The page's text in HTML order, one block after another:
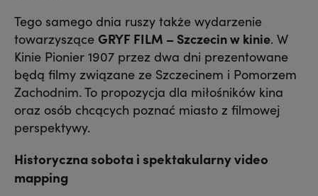
Tego samego dnia ruszy także wydarzenie
towarzyszące GRYF FILM – Szczecin w kinie. W
Kinie Pionier 1907 przez dwa dni prezentowane
będą filmy związane ze Szczecinem i Pomorzem
Zachodnim. To propozycja dla miłośników kina
oraz osób chcących poznać miasto z filmowej
perspektywy.
Historyczna sobota i spektakularny video
mapping